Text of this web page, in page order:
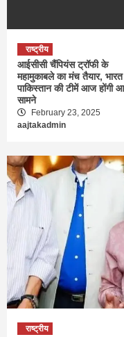
राष्ट्रीय
आईसीसी चैंपियंस ट्रॉफी के
महामुकाबले का मंच तैयार,
पाकिस्तान की टीमें आज होंगी
सामने
February 23, 2025
aajtakadmin
राष्ट्रीय